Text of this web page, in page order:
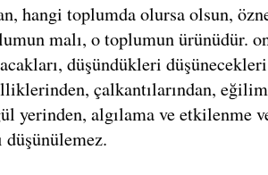
hangi toplumda olursa olsun,
malı, o toplumun ürünüdür.
düşündükleri
çalkantılarından,
yerinden, algılama ve etkilenme
düşünülemez.